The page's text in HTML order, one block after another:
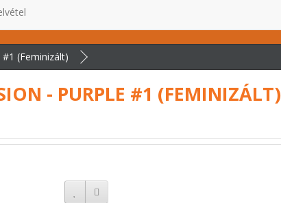
(Feminizált)
- PURPLE #1 (FEMINIZÁLT)